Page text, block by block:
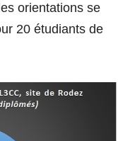
du Futur
AT HOME
L'IUT DE
orientations se
20 étudiants de